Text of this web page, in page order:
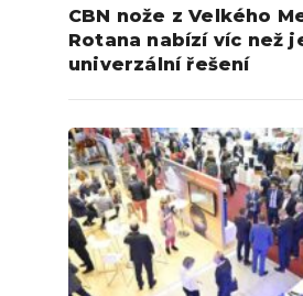
CBN nože z Velkého
Rotana nabízí víc než
univerzální řešení